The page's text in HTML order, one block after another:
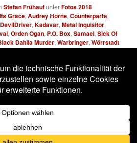
Stefan FrühaufunterFotos 2018
Grace,Audrey Horne,Counterparts,
DevilDriver,Kadavar,Metal Inquisitor,
,Orden Ogan, P.O. Box,Samael,Sick Of
Dahlia Murder,Warbringer,Wörrstadt
Lesezeichen für denPermalink.
Stolz präsentiert von WordPress